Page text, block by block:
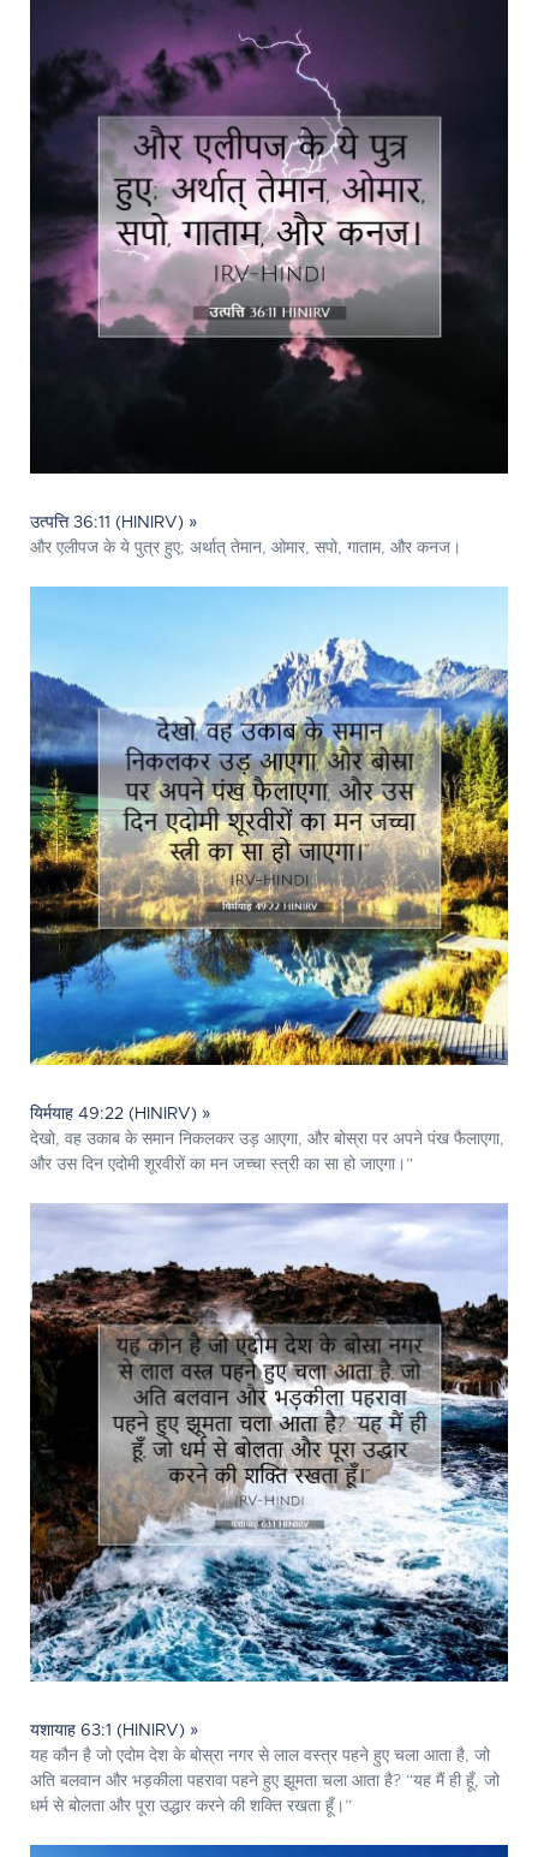
उत्पत्ति 36:11 (HINIRV) »
और एलीपज के ये पुत्र हुए; अर्थात् तेमान, ओमार, सपो, गाताम, और कनज।
यिर्मयाह 49:22 (HINIRV) »
देखो, वह उकाब के समान निकलकर उड़ आएगा, और बोस्रा पर अपने पंख फैलाएगा,
और उस दिन एदोमी शूरवीरों का मन जच्चा स्त्री का सा हो जाएगा।”
यशायाह 63:1 (HINIRV) »
यह कौन है जो एदोम देश के बोस्रा नगर से लाल वस्त्र पहने हुए चला आता है, जो
अति बलवान और भड़कीला पहरावा पहने हुए झूमता चला आता है? “यह मैं ही हूँ, जो
धर्म से बोलता और पूरा उद्धार करने की शक्ति रखता हूँ।”